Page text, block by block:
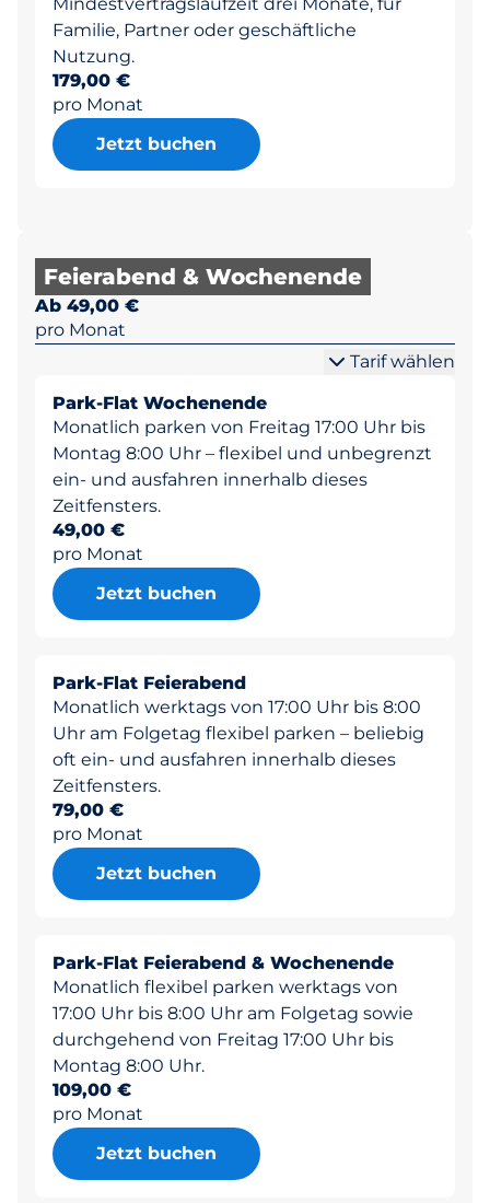
Familie, Partner oder geschäftliche
Nutzung.
179,00 €
pro Monat
Jetzt buchen
Feierabend & Wochenende
Ab 49,00 €
pro Monat
Tarif wählen
Park-Flat Wochenende
Monatlich parken von Freitag 17:00 Uhr bis
Montag 8:00 Uhr – flexibel und unbegrenzt
ein- und ausfahren innerhalb dieses
Zeitfensters.
49,00 €
pro Monat
Jetzt buchen
Park-Flat Feierabend
Monatlich werktags von 17:00 Uhr bis 8:00
Uhr am Folgetag flexibel parken – beliebig
oft ein- und ausfahren innerhalb dieses
Zeitfensters.
79,00 €
pro Monat
Jetzt buchen
Park-Flat Feierabend & Wochenende
Monatlich flexibel parken werktags von
17:00 Uhr bis 8:00 Uhr am Folgetag sowie
durchgehend von Freitag 17:00 Uhr bis
Montag 8:00 Uhr.
109,00 €
pro Monat
Jetzt buchen